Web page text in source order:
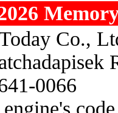
Co.,
0066
engine's